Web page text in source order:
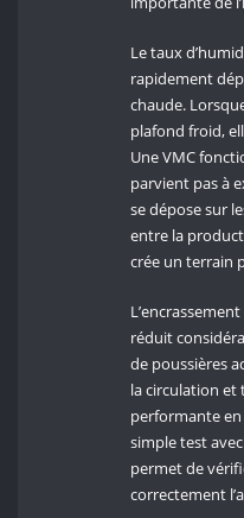
Le taux
rapidement
chaude.
plafond froid,
Une VMC
parvient pas à
se dépose sur
entre la
crée un terrain
réduit
de poussières
la circulation et
performante en
simple test
permet de
correctement